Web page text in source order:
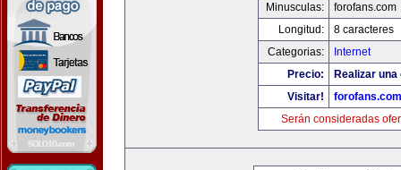
Minusculas:
forofans.com
Longitud:
8 caracteres
Categorias:
Internet
Precio:
Realizar
Visitar!
forofans.com
Serán consideradas